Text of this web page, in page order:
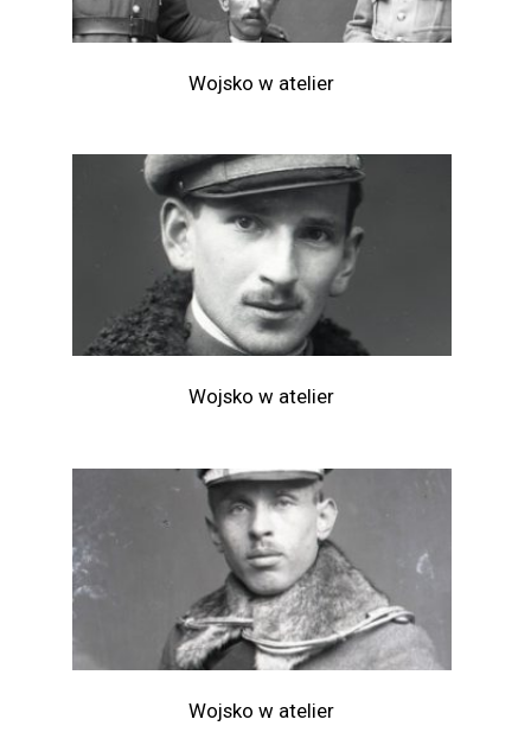
Wojsko w atelier
Wojsko w atelier
Wojsko w atelier